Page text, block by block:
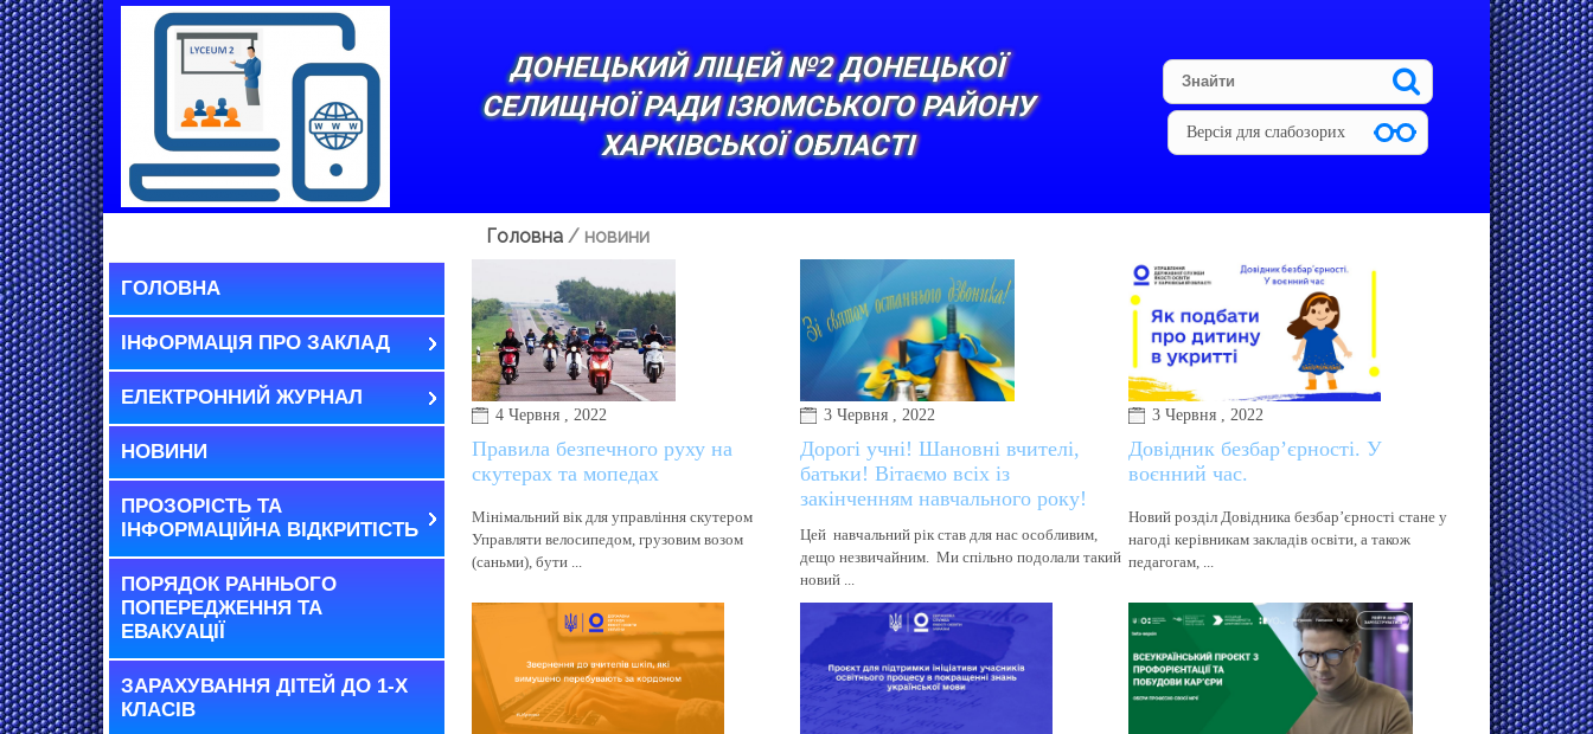
ДОНЕЦЬКИЙ ЛІЦЕЙ №2 ДОНЕЦЬКОЇ
СЕЛИЩНОЇ РАДИ ІЗЮМСЬКОГО РАЙОНУ
ХАРКІВСЬКОЇ ОБЛАСТІ
Версія для слабозорих
Головна / новини
ГОЛОВНА
ІНФОРМАЦІЯ ПРО ЗАКЛАД
ЕЛЕКТРОННИЙ ЖУРНАЛ
НОВИНИ
ПРОЗОРІСТЬ ТА
ІНФОРМАЦІЙНА ВІДКРИТІСТЬ
ПОРЯДОК РАННЬОГО
ПОПЕРЕДЖЕННЯ ТА
ЕВАКУАЦІЇ
ЗАРАХУВАННЯ ДІТЕЙ ДО 1-Х
КЛАСІВ
4 Червня , 2022
Правила безпечного руху на
скутерах та мопедах
Мінімальний вік для управління скутером
Управляти велосипедом, грузовим возом
(саньми), бути ...
3 Червня , 2022
Дорогі учні! Шановні вчителі,
батьки! Вітаємо всіх із
закінченням навчального року!
Цей навчальний рік став для нас особливим,
дещо незвичайним. Ми спільно подолали такий
новий ...
3 Червня , 2022
Довідник безбар’єрності. У
воєнний час.
Новий розділ Довідника безбар’єрності стане у
нагоді керівникам закладів освіти, а також
педагогам, ...